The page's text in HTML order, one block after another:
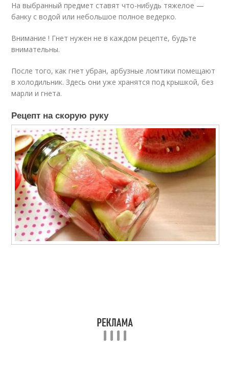
На выбранный предмет ставят что-нибудь тяжелое —
банку с водой или небольшое полное ведерко.
Внимание ! Гнет нужен не в каждом рецепте, будьте
внимательны.
После того, как гнет убран, арбузные ломтики помещают
в холодильник. Здесь они уже хранятся под крышкой, без
марли и гнета.
Рецепт на скорую руку